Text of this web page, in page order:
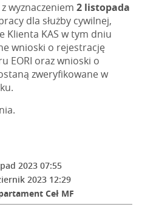
wyznaczeniem 2 listopada
dla służby cywilnej,
Klienta KAS w tym dniu
wnioski o rejestrację
EORI oraz wnioski o
zweryfikowane w
2023 07:55
2023 12:29
Ceł MF